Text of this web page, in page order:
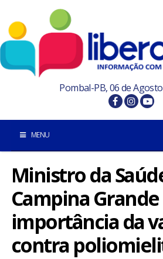
Pombal-PB, 06 de
MENU
INÍCIO
POMBAL E REGIÃO
PARAÍBA
Ministro da
Campina
importância da
contra